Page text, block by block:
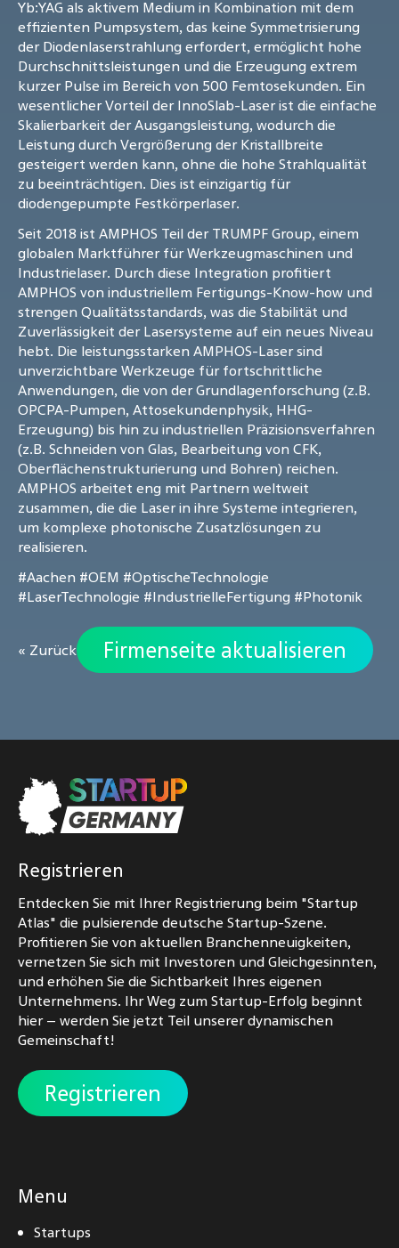
Yb:YAG als aktivem Medium in Kombination mit dem
effizienten Pumpsystem, das keine Symmetrisierung
der Diodenlaserstrahlung erfordert, ermöglicht hohe
Durchschnittsleistungen und die Erzeugung extrem
kurzer Pulse im Bereich von 500 Femtosekunden. Ein
wesentlicher Vorteil der InnoSlab-Laser ist die einfache
Skalierbarkeit der Ausgangsleistung, wodurch die
Leistung durch Vergrößerung der Kristallbreite
gesteigert werden kann, ohne die hohe Strahlqualität
zu beeinträchtigen. Dies ist einzigartig für
diodengepumpte Festkörperlaser.
Seit 2018 ist AMPHOS Teil der TRUMPF Group, einem
globalen Marktführer für Werkzeugmaschinen und
Industrielaser. Durch diese Integration profitiert
AMPHOS von industriellem Fertigungs-Know-how und
strengen Qualitätsstandards, was die Stabilität und
Zuverlässigkeit der Lasersysteme auf ein neues Niveau
hebt. Die leistungsstarken AMPHOS-Laser sind
unverzichtbare Werkzeuge für fortschrittliche
Anwendungen, die von der Grundlagenforschung (z.B.
OPCPA-Pumpen, Attosekundenphysik, HHG-
Erzeugung) bis hin zu industriellen Präzisionsverfahren
(z.B. Schneiden von Glas, Bearbeitung von CFK,
Oberflächenstrukturierung und Bohren) reichen.
AMPHOS arbeitet eng mit Partnern weltweit
zusammen, die die Laser in ihre Systeme integrieren,
um komplexe photonische Zusatzlösungen zu
realisieren.
#Aachen #OEM #OptischeTechnologie
#LaserTechnologie #IndustrielleFertigung #Photonik
« Zurück Firmenseite aktualisieren
Registrieren
Entdecken Sie mit Ihrer Registrierung beim "Startup
Atlas" die pulsierende deutsche Startup-Szene.
Profitieren Sie von aktuellen Branchenneuigkeiten,
vernetzen Sie sich mit Investoren und Gleichgesinnten,
und erhöhen Sie die Sichtbarkeit Ihres eigenen
Unternehmens. Ihr Weg zum Startup-Erfolg beginnt
hier – werden Sie jetzt Teil unserer dynamischen
Gemeinschaft!
Registrieren
Menu
Startups